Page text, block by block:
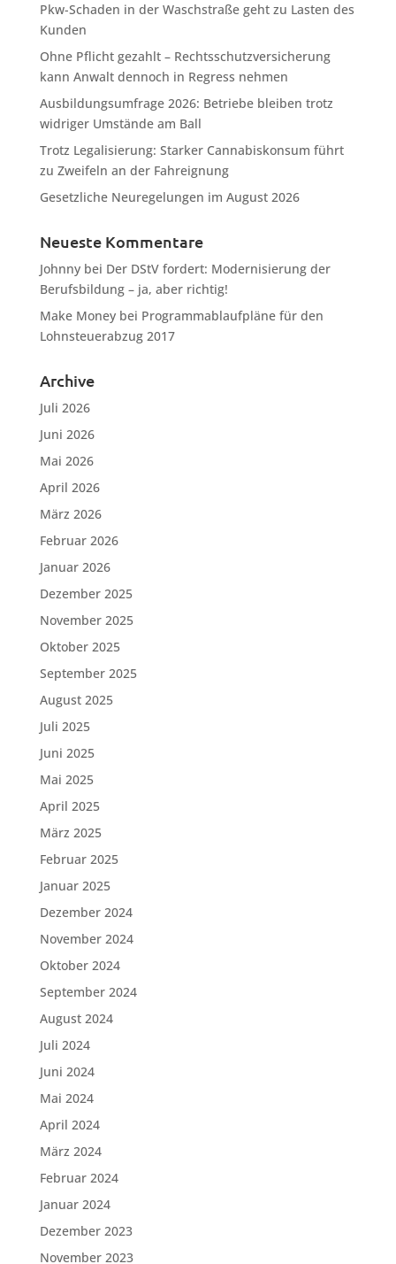
Pkw-Schaden in der Waschstraße geht zu Lasten des
Kunden
Ohne Pflicht gezahlt – Rechtsschutzversicherung
kann Anwalt dennoch in Regress nehmen
Ausbildungsumfrage 2026: Betriebe bleiben trotz
widriger Umstände am Ball
Trotz Legalisierung: Starker Cannabiskonsum führt
zu Zweifeln an der Fahreignung
Gesetzliche Neuregelungen im August 2026
Neueste Kommentare
Johnnybei Der DStV fordert: Modernisierung der
Berufsbildung – ja, aber richtig!
Make Moneybei Programmablaufpläne für den
Lohnsteuerabzug 2017
Archive
Juli 2026
Juni 2026
Mai 2026
April 2026
März 2026
Februar 2026
Januar 2026
Dezember 2025
November 2025
Oktober 2025
September 2025
August 2025
Juli 2025
Juni 2025
Mai 2025
April 2025
März 2025
Februar 2025
Januar 2025
Dezember 2024
November 2024
Oktober 2024
September 2024
August 2024
Juli 2024
Juni 2024
Mai 2024
April 2024
März 2024
Februar 2024
Januar 2024
Dezember 2023
November 2023